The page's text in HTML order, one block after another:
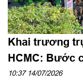
Khai trương
HCMC: Bước
phía Nam của
10:37 14/07/2026